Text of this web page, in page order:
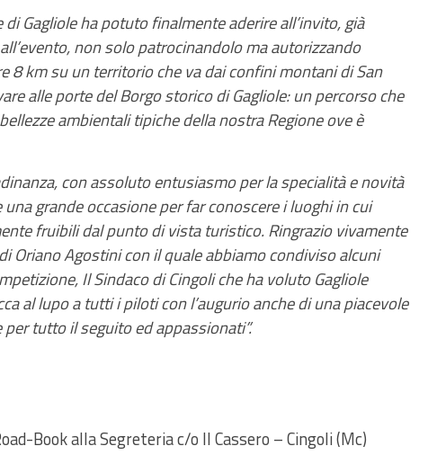
di Gagliole ha potuto finalmente aderire all’invito, già
non solo patrocinandolo ma autorizzando
8 km su un territorio che va dai confini montani di San
alle porte del Borgo storico di Gagliole: un percorso che
ambientali tipiche della nostra Regione ove è
con assoluto entusiasmo per la specialità e novità
grande occasione per far conoscere i luoghi in cui
fruibili dal punto di vista turistico. Ringrazio vivamente
Oriano Agostini con il quale abbiamo condiviso alcuni
Il Sindaco di Cingoli che ha voluto Gagliole
al lupo a tutti i piloti con l’augurio anche di una piacevole
tutto il seguito ed appassionati”.
Book alla Segreteria c/o Il Cassero – Cingoli (Mc)